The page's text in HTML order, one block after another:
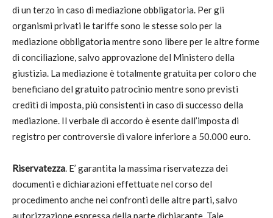
di un terzo in caso di mediazione obbligatoria. Per gli
organismi privati le tariffe sono le stesse solo per la
mediazione obbligatoria mentre sono libere per le altre forme
di conciliazione, salvo approvazione del Ministero della
giustizia. La mediazione è totalmente gratuita per coloro che
beneficiano del gratuito patrocinio mentre sono previsti
crediti di imposta, più consistenti in caso di successo della
mediazione. Il verbale di accordo è esente dall’imposta di
registro per controversie di valore inferiore a 50.000 euro.
Riservatezza. E’ garantita la massima riservatezza dei
documenti e dichiarazioni effettuate nel corso del
procedimento anche nei confronti delle altre parti, salvo
autorizzazione espressa della parte dichiarante. Tale